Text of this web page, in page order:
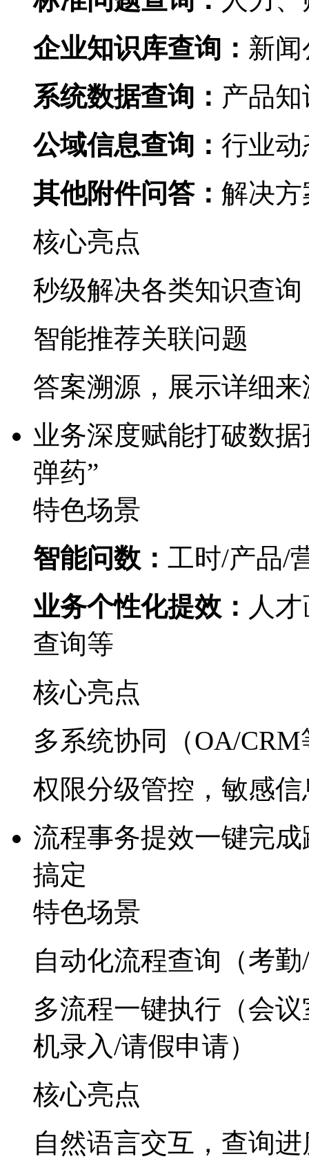
企业知识库查询： 新闻
系统数据查询： 产品知
公域信息查询： 行业动
其他附件问答： 解决方
核心亮点
秒级解决各类知识查询
智能推荐关联问题
答案溯源，展示详细
业务深度赋能打破数据
弹药”​
特色场景
智能问数： 工时/产品/
业务个性化提效： 人
查询等
核心亮点
多系统协同（OA/CRM
权限分级管控，敏感
流程事务提效一键完成
搞定
特色场景
自动化流程查询（考
多流程一键执行（会
机录入/请假申请）
核心亮点
自然语言交互，查